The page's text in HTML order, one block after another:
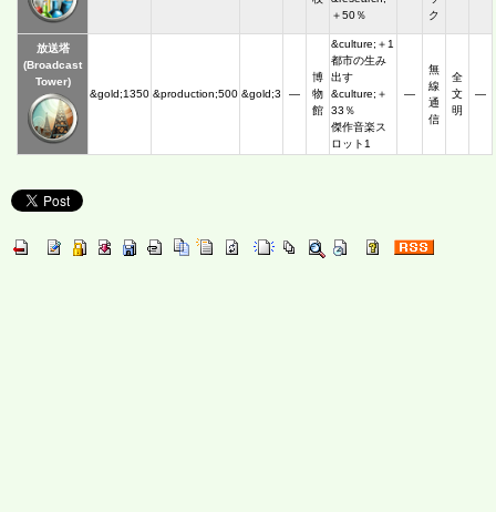
＋50％
ク
放送塔
(Broadcast
Tower)
&gold;1350 &production;500 &gold;3 ―
博
物
館
&culture;＋1
都市の生み
出す
&culture;＋
33％
傑作音楽ス
ロット1
―
無
線
通
信
全
文
明
―